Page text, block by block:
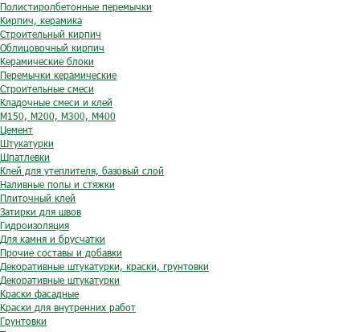
Полистиролбетонные перемычки
Кирпич, керамика
Строительный кирпич
Облицовочный кирпич
Керамические блоки
Перемычки керамические
Строительные смеси
Кладочные смеси и клей
М150, М200, М300, М400
Цемент
Штукатурки
Шпатлевки
Клей для утеплителя, базовый слой
Наливные полы и стяжки
Плиточный клей
Затирки для швов
Гидроизоляция
Для камня и брусчатки
Прочие составы и добавки
Декоративные штукатурки, краски, грунтовки
Декоративные штукатурки
Краски фасадные
Краски для внутренних работ
Грунтовки